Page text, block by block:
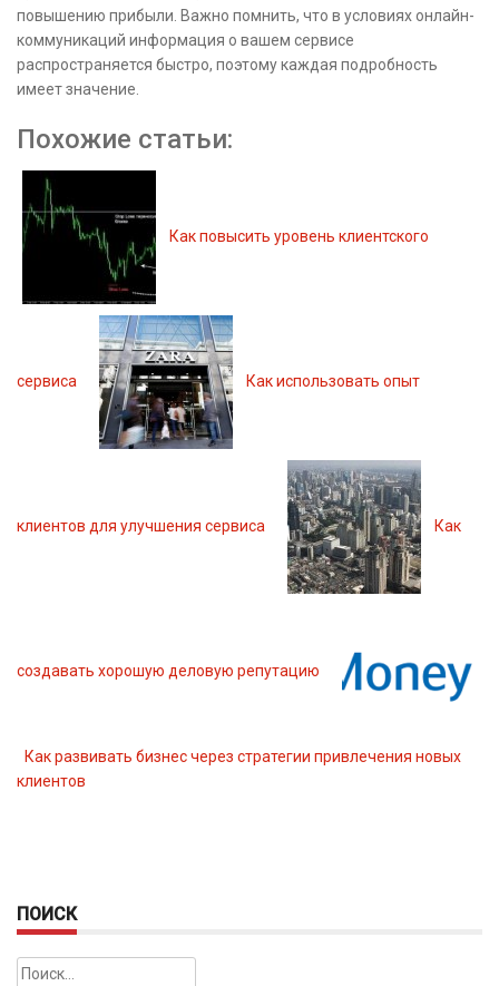
повышению прибыли. Важно помнить, что в условиях онлайн-
коммуникаций информация о вашем сервисе
распространяется быстро, поэтому каждая подробность
имеет значение.
Похожие статьи:
Как повысить уровень клиентского
сервиса Как использовать опыт
клиентов для улучшения сервиса Как
создавать хорошую деловую репутацию
Как развивать бизнес через стратегии привлечения новых
клиентов
ПОИСК
Найти: